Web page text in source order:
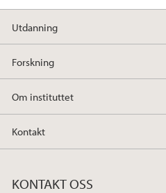
Utdanning
Forskning
Om instituttet
Kontakt
KONTAKT OSS